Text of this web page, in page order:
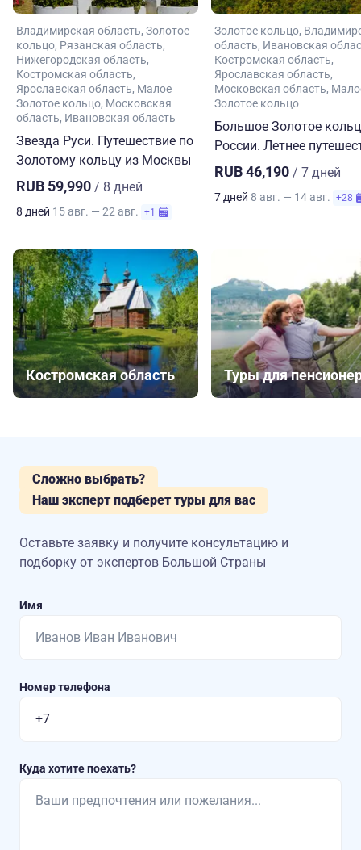
Владимирская область Золотое
кольцо Рязанская область
Нижегородская область
Костромская область
Ярославская область Малое
Золотое кольцо Московская
область Ивановская область
Звезда Руси. Путешествие по
Золотому кольцу из Москвы
RUB 59,990 / 8 дней
8 дней 15 авг. — 22 авг. +1
Золотое кольцо
область Ивановская
Костромская область
Ярославская область
Московская область
Золотое кольцо
Большое Золотое
России. Летнее
RUB 46,190 / 7 дней
7 дней 8 авг. — 14 авг. +28
Костромская область Туры для
Сложно выбрать?
Наш эксперт подберет туры для вас
Оставьте заявку и получите консультацию и
подборку от экспертов Большой Страны
Имя
Номер телефона
Куда хотите поехать?